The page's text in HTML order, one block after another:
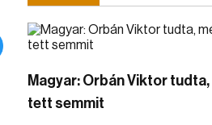
Magyar: Orbán Viktor
tett semmit